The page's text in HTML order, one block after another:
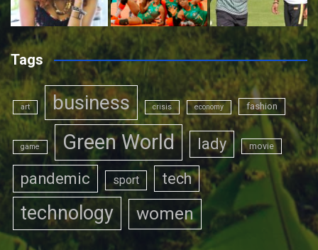
Tags
art business crisis economy fashion
game Green World lady movie
pandemic sport tech
technology women